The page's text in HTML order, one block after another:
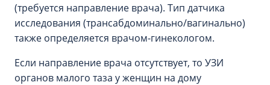
(требуется направление врача). Тип датчика
исследования (трансабдоминально/вагинально)
также определяется врачом-гинекологом.
Если направление врача отсутствует, то УЗИ
органов малого таза у женщин на дому